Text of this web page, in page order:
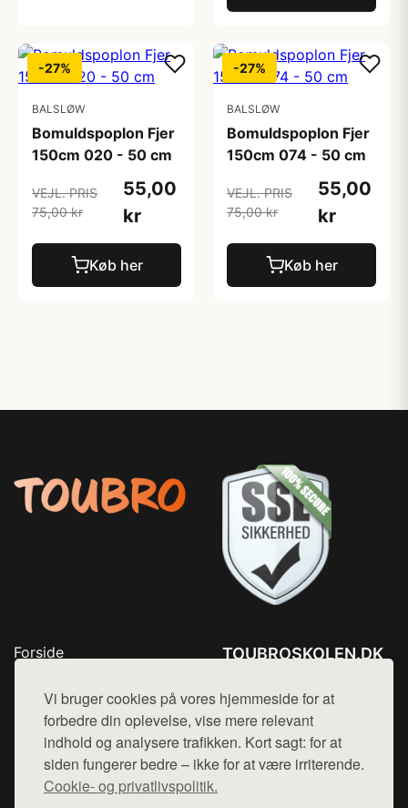
Vi bruger cookies på vores hjemmeside for at
forbedre din oplevelse, vise mere relevant
indhold og analysere trafikken. Kort sagt: for at
siden fungerer bedre – ikke for at være irriterende.
Cookie- og privatlivspolitik.
-27%
BALSLØW
Bomuldspoplon Fjer
150cm 020 - 50 cm
VEJL. PRIS
75,00 kr
55,00
kr
Køb her
-27%
BALSLØW
Bomuldspoplon Fjer
150cm 074 - 50 cm
VEJL. PRIS
75,00 kr
55,00
kr
Køb her
Forside
Top Rabatter
Blog
Kontakt
TOUBROSKOLEN.DK
Mail: hej@want.dk
Cookie- og privatlivspolitik